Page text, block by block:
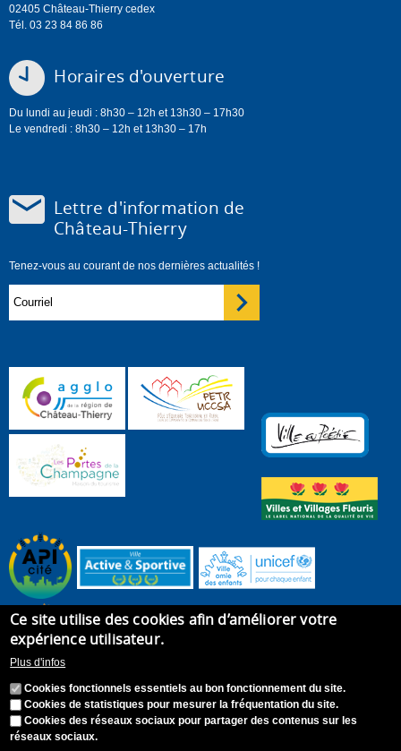
02405 Château-Thierry cedex
Tél. 03 23 84 86 86
Horaires d'ouverture
Du lundi au jeudi : 8h30 – 12h et 13h30 – 17h30
Le vendredi : 8h30 – 12h et 13h30 – 17h
Lettre d'information de
Château-Thierry
Tenez-vous au courant de nos dernières actualités !
Accueil Plan du site
Ce site utilise des cookies afin d’améliorer votre
expérience utilisateur.
Plus d'infos
Cookies fonctionnels essentiels au bon fonctionnement du site.
Cookies de statistiques pour mesurer la fréquentation du site.
Cookies des réseaux sociaux pour partager des contenus sur les
réseaux sociaux.